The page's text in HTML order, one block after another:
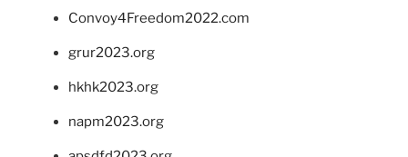
Convoy4Freedom2022.com
grur2023.org
hkhk2023.org
napm2023.org